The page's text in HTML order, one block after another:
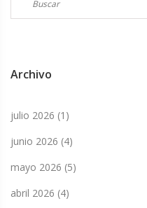
Archivo
julio 2026 (1)
junio 2026 (4)
mayo 2026 (5)
abril 2026 (4)